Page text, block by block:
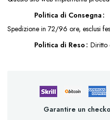
Politica di Consegna
Spedizione in 72/96 ore, esclusi
Politica di Reso Diritto
Garantire un